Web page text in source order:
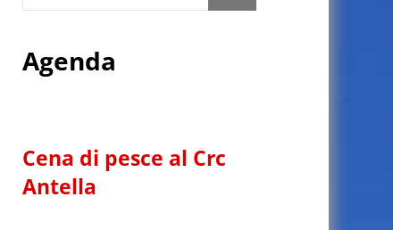
Agenda
Cena di pesce al Crc
Antella